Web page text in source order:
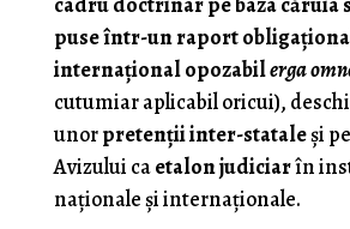
puse într-un raport
internaţional opozabilerga
cutumiar aplicabil oricui),
unorpretenţii inter-stataleşi
Avizului caetalon judiciarîn
naţionale şi internaţionale.